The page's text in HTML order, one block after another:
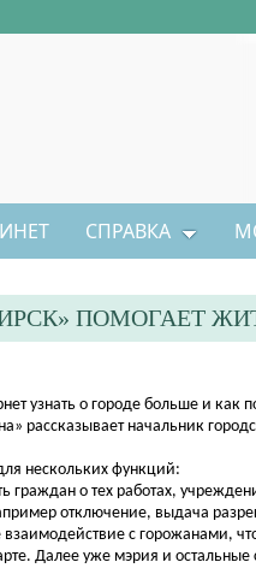
СПРАВКА
ПОМОГАЕТ
узнать о городе больше и как
рассказывает начальник
нескольких функций:
граждан о тех работах,
отключение, выдача
взаимодействие с горожанами,
Далее уже мэрия и